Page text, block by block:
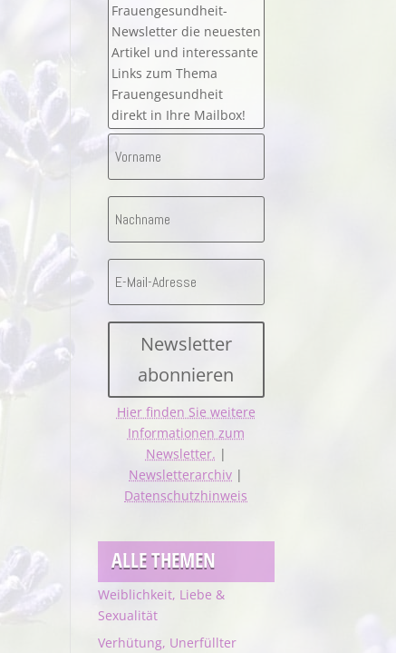
Frauengesundheit-
Newsletter die neuesten
Artikel und interessante
Links zum Thema
Frauengesundheit
direkt in Ihre Mailbox!
Newsletter
abonnieren
Hier finden Sie weitere
Informationen zum
Newsletter. |
Newsletterarchiv |
Datenschutzhinweis
ALLE THEMEN
Weiblichkeit, Liebe &
Sexualität
Verhütung, Unerfüllter